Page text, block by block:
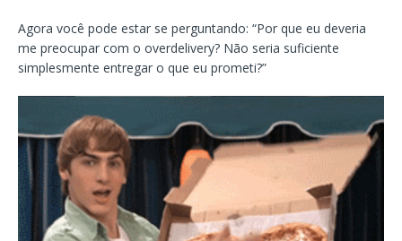
Agora você pode estar se perguntando: “Por que eu deveria
me preocupar com o overdelivery? Não seria suficiente
simplesmente entregar o que eu prometi?”